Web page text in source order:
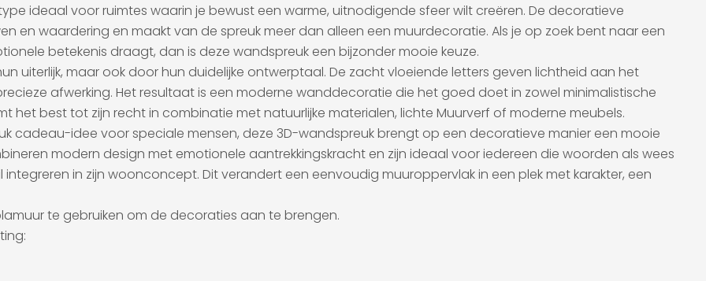
ideaal voor ruimtes waarin je bewust een warme, uitnodigende sfeer wilt creëren. De decoratieve
en waardering en maakt van de spreuk meer dan alleen een muurdecoratie. Als je op zoek bent naar een
betekenis draagt, dan is deze wandspreuk een bijzonder mooie keuze.
uiterlijk, maar ook door hun duidelijke ontwerptaal. De zacht vloeiende letters geven lichtheid aan het
afwerking. Het resultaat is een moderne wanddecoratie die het goed doet in zowel minimalistische
het best tot zijn recht in combinatie met natuurlijke materialen, lichte Muurverf of moderne meubels.
cadeau-idee voor speciale mensen, deze 3D-wandspreuk brengt op een decoratieve manier een mooie
modern design met emotionele aantrekkingskracht en zijn ideaal voor iedereen die woorden als wees
in zijn woonconcept. Dit verandert een eenvoudig muuroppervlak in een plek met karakter, een
te gebruiken om de decoraties aan te brengen.